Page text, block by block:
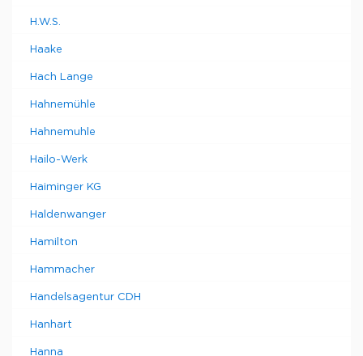
H.W.S.
Haake
Hach Lange
Hahnemühle
Hahnemuhle
Hailo-Werk
Haiminger KG
Haldenwanger
Hamilton
Hammacher
Handelsagentur CDH
Hanhart
Hanna